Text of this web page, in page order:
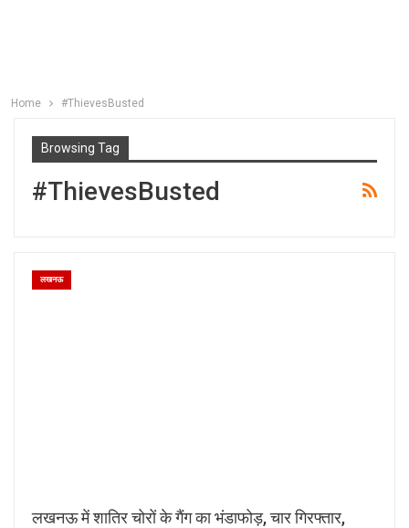
Home #ThievesBusted
Browsing Tag
#ThievesBusted
लखनऊ
लखनऊ में शातिर चोरों के गैंग का भंडाफोड़, चार गिरफ्तार,